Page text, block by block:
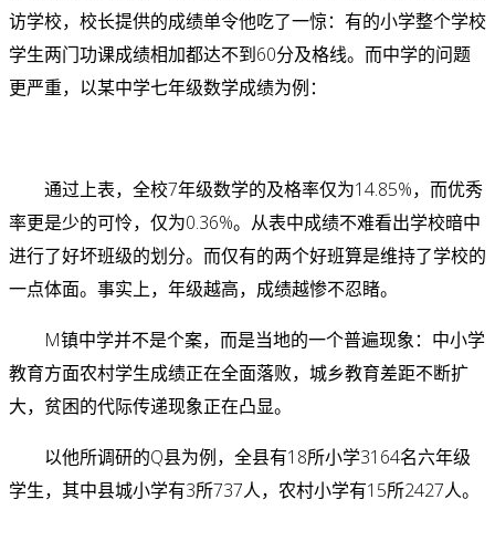
访学校，校长提供的成绩单令他吃了一惊：有的小学整个学校
学生两门功课成绩相加都达不到60分及格线。而中学的问题
更严重，以某中学七年级数学成绩为例：
通过上表，全校7年级数学的及格率仅为14.85%，而优秀
率更是少的可怜，仅为0.36%。 从表中成绩不难看出学校暗中
进行了好坏班级的划分。而仅有的两个好班算是维持了学校的
一点体面。事实上，年级越高，成绩越惨不忍睹。
M镇中学并不是个案，而是当地的一个普遍现象： 中小学
教育方面农村学生成绩正在全面落败，城乡教育差距不断扩
大，贫困的代际传递现象正在凸显。
以他所调研的Q县为例，全县有18所小学3164名六年级
学生，其中县城小学有3所737人，农村小学有15所2427人。